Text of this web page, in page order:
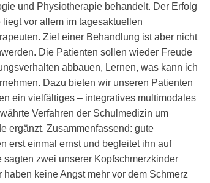
und Physiotherapie behandelt. Der Erfolg
vor allem im tagesaktuellen
Ziel einer Behandlung ist aber nicht
Die Patienten sollen wieder Freude
abbauen, Lernen, was kann ich
Dazu bieten wir unseren Patienten
ein vielfältiges – integratives multimodales
Verfahren der Schulmedizin um
ergänzt. Zusammenfassend: gute
erst einmal ernst und begleitet ihn auf
zwei unserer Kopfschmerzkinder
haben keine Angst mehr vor dem Schmerz